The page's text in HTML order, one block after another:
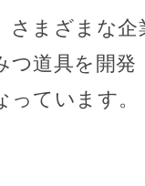
さまざまな
道具を開発
ています。